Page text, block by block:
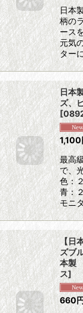
日本
柄の
ース
元気
ター
日本
ズ、
[
1,100
最高
で、
色：
青：
モニ
【日
ズブ
本製
ス]
660